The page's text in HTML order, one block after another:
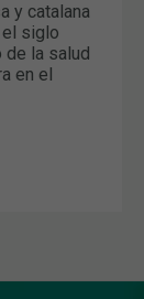
y catalana
siglo
la salud
en el